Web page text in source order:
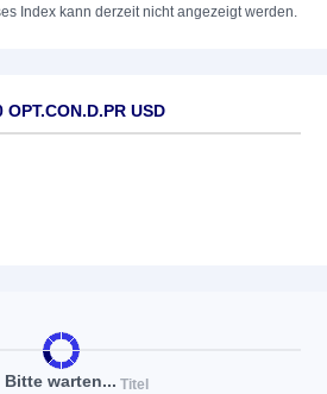
Index kann derzeit nicht angezeigt werden.
USD
Bitte warten... Titel